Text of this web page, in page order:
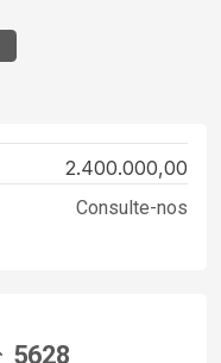
2.400.000,00
Consulte-nos
5628